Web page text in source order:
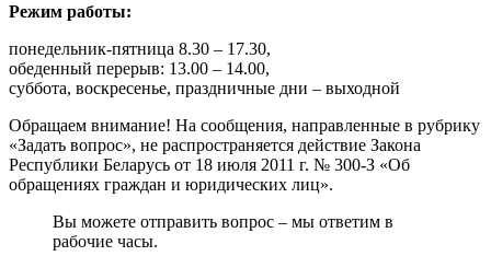
Режим работы:
понедельник-пятница 8.30 – 17.30,
обеденный перерыв: 13.00 – 14.00,
суббота, воскресенье, праздничные дни – выходной
Обращаем внимание! На сообщения, направленные в рубрику
«Задать вопрос», не распространяется действие Закона
Республики Беларусь от 18 июля 2011 г. № 300-З «Об
обращениях граждан и юридических лиц».
Вы можете отправить вопрос – мы ответим в
рабочие часы.